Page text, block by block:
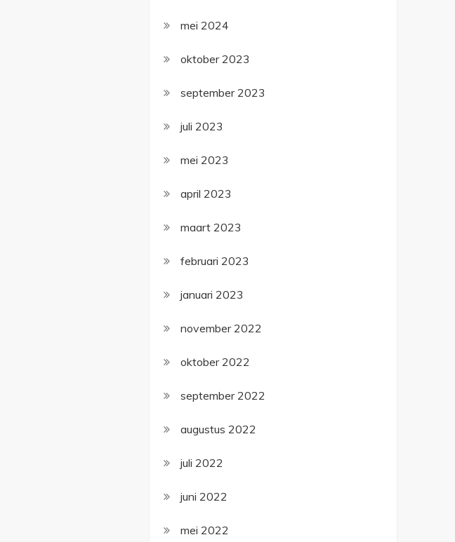
mei 2024
oktober 2023
september 2023
juli 2023
mei 2023
april 2023
maart 2023
februari 2023
januari 2023
november 2022
oktober 2022
september 2022
augustus 2022
juli 2022
juni 2022
mei 2022